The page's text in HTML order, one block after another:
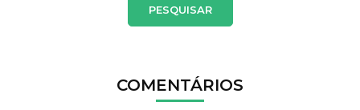
COMENTÁRIOS